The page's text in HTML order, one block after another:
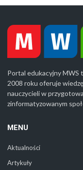
Portal edukacyjny
2008 roku oferuje
nauczycieli w
zinformatyzowanym
MENU
Aktualności
Artykuły